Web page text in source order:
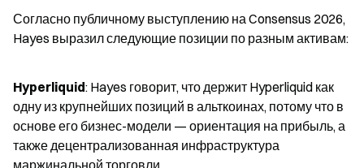
Согласно публичному выступлению на Consensus 2026,
Hayes выразил следующие позиции по разным активам:
Hyperliquid: Hayes говорит, что держит Hyperliquid как
одну из крупнейших позиций в альткоинах, потому что в
основе его бизнес-модели — ориентация на прибыль, а
также децентрализованная инфраструктура